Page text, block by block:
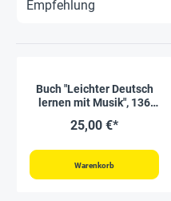
Buch "Leichter Deutsch
lernen mit Musik", 136
Bildkarten
25,00 €*
Warenkorb